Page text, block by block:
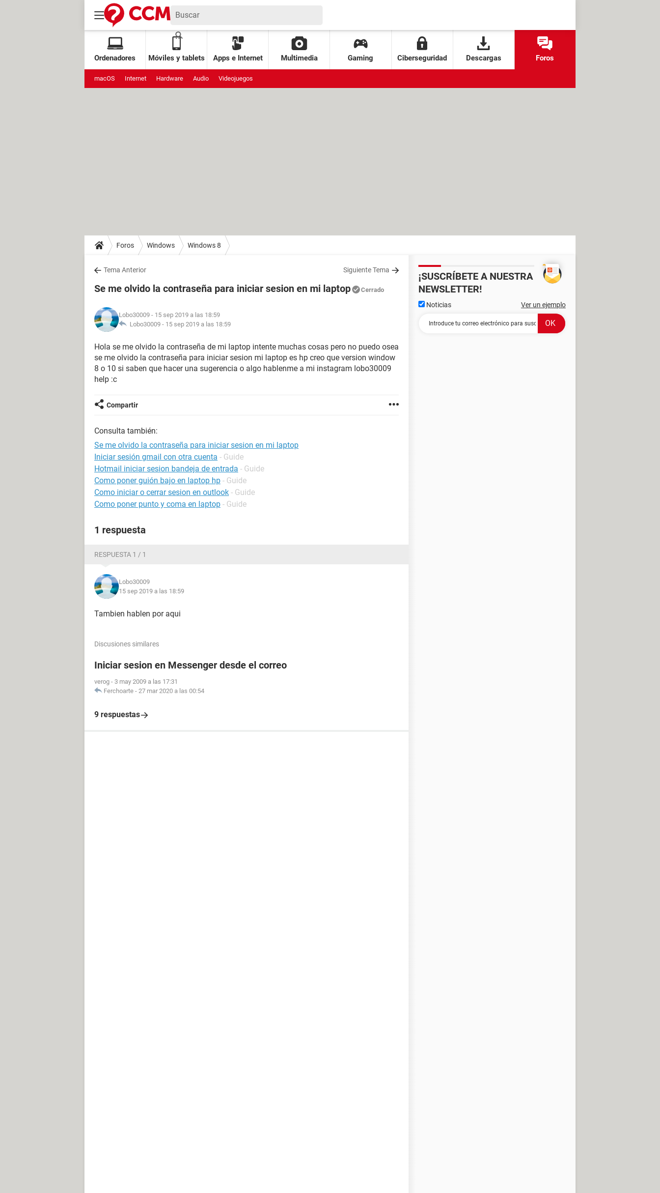
Ordenadores Móviles y tablets Apps e Internet Multimedia Gaming Ciberseguridad Descargas Foros
macOS Internet Hardware Audio Videojuegos
Foros Windows Windows 8
Tema Anterior Siguiente Tema
Se me olvido la contraseña para iniciar sesion en mi laptop Cerrado
Lobo30009 - 15 sep 2019 a las 18:59
Lobo30009 - 15 sep 2019 a las 18:59
Hola se me olvido la contraseña de mi laptop intente muchas cosas pero no puedo osea
se me olvido la contraseña para iniciar sesion mi laptop es hp creo que version window
8 o 10 si saben que hacer una sugerencia o algo hablenme a mi instagram lobo30009
help :c
Compartir
Consulta también:
Se me olvido la contraseña para iniciar sesion en mi laptop
Iniciar sesión gmail con otra cuenta - Guide
Hotmail iniciar sesion bandeja de entrada - Guide
Como poner guión bajo en laptop hp - Guide
Como iniciar o cerrar sesion en outlook - Guide
Como poner punto y coma en laptop - Guide
1 respuesta
RESPUESTA 1 / 1
Lobo30009
15 sep 2019 a las 18:59
Tambien hablen por aqui
Discusiones similares
Iniciar sesion en Messenger desde el correo
verog - 3 may 2009 a las 17:31
Ferchoarte - 27 mar 2020 a las 00:54
9 respuestas
¡SUSCRÍBETE A NUESTRA
NEWSLETTER!
Noticias Ver un ejemplo